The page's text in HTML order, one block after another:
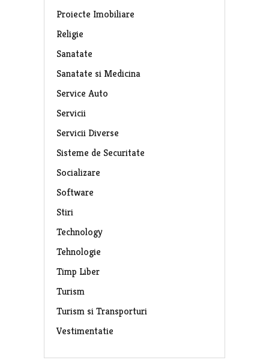
Proiecte Imobiliare
Religie
Sanatate
Sanatate si Medicina
Service Auto
Servicii
Servicii Diverse
Sisteme de Securitate
Socializare
Software
Stiri
Technology
Tehnologie
Timp Liber
Turism
Turism si Transporturi
Vestimentatie